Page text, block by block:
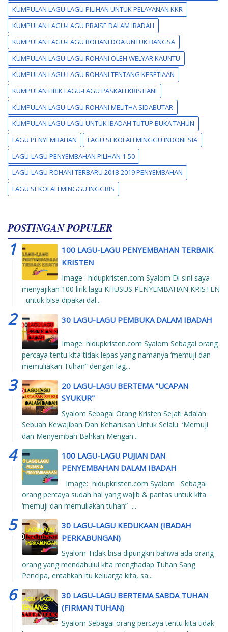
KUMPULAN LAGU-LAGU PILIHAN UNTUK PELAYANAN KKR
KUMPULAN LAGU-LAGU PRAISE DALAM IBADAH
KUMPULAN LAGU-LAGU ROHANI DOA UNTUK BANGSA
KUMPULAN LAGU-LAGU ROHANI OLEH WELYAR KAUNTU
KUMPULAN LAGU-LAGU ROHANI TENTANG KESETIAAN
KUMPULAN LIRIK LAGU-LAGU PASKAH KRISTIANI
KUMPULAN LAGU-LAGU ROHANI MELITHA SIDABUTAR
KUMPULAN LAGU-LAGU UNTUK IBADAH TUTUP BUKA TAHUN
LAGU PENYEMBAHAN
LAGU SEKOLAH MINGGU INDONESIA
LAGU-LAGU PENYEMBAHAN PILIHAN 1-50
LAGU-LAGU ROHANI TERBARU 2018-2019 PENYEMBAHAN
LAGU SEKOLAH MINGGU INGGRIS
POSTINGAN POPULER
100 LAGU-LAGU PENYEMBAHAN TERBAIK
KRISTEN
Image : hidupkristen.com Syalom Di sini saya
menyajikan 100 lirik lagu KHUSUS PENYEMBAHAN KRISTEN
untuk bisa dipakai dal...
30 LAGU-LAGU PEMBUKA DALAM IBADAH
Image: hidupkristen.com Syalom Sebagai orang
percaya tentu kita tidak lepas yang namanya ‘memuji dan
memuliakan Tuhan” dengan lag...
20 LAGU-LAGU BERTEMA "UCAPAN
SYUKUR"
Syalom Sebagai Orang Kristen Sejati Adalah
Sebuah Kewajiban Dan Keharusan Untuk Selalu ‘Memuji
dan Menyembah Bahkan Mengan...
100 LAGU-LAGU PUJIAN DAN
PENYEMBAHAN DALAM IBADAH
Image: hidupkristen.com Syalom Sebagai
orang percaya sudah hal yang wajib & pantas untuk kita
‘memuji dan memuliakan tuhan” ...
30 LAGU-LAGU KEDUKAAN (IBADAH
PERKABUNGAN)
Syalom Tidak bisa dipungkiri bahwa ada orang-
orang yang mendahului kita menghadap Tuhan Sang
Pencipa, entahkah itu keluarga kita, sa...
30 LAGU-LAGU BERTEMA SABDA TUHAN
(FIRMAN TUHAN)
Syalom Sebagai orang percaya tentu kita tidak